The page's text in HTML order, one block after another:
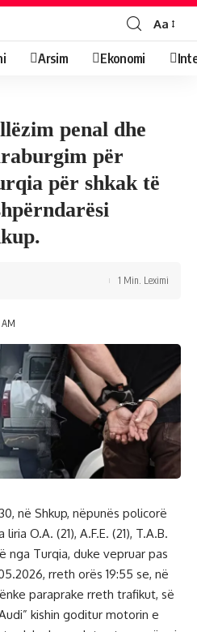
Aa
Arsim Ekonomi
penal dhe
për
për shkak të
1 Min. Leximi
në Shkup, nëpunës policorë
O.A. (21), A.F.E. (21), T.A.B.
nga Turqia, duke vepruar pas
rreth orës 19:55 se, në
paraprake rreth trafikut, së
kishin goditur motorin e